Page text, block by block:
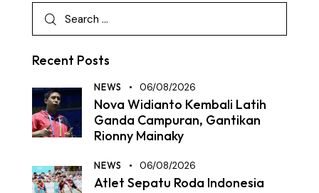
Recent Posts
NEWS 06/08/2026
Nova Widianto Kembali Latih
Ganda Campuran, Gantikan
Rionny Mainaky
NEWS 06/08/2026
Atlet Sepatu Roda Indonesia